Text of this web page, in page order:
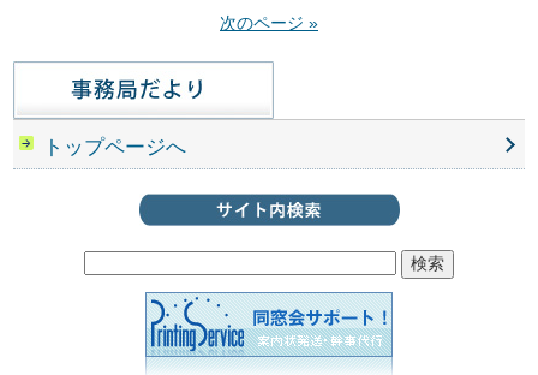
次のページ »
トップページへ